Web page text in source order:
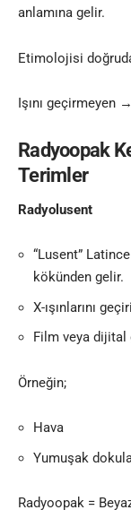
anlamına gelir.
Etimolojisi
Işını geçirmeyen
Radyoopak
Terimler
Radyolusent
“Lusent” Latince
kökünden gelir.
X-ışınlarını
Film veya dijital
Örneğin;
Hava
Yumuşak
Radyoopak =